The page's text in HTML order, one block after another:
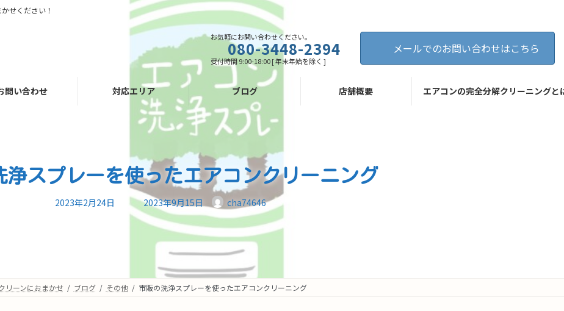
せください！
お気軽にお問い合わせください。
080-3448-2394
受付時間 9:00-18:00 [ 年末年始を除く ]
メールでのお問い合わせはこちら
問い合わせ 対応エリア ブログ 店舗概要 エアコンの完全分解クリーニングと
浄スプレーを使ったエアコンクリーニング
2023年2月24日 最
終
更
新
2023年9月15日 cha74646
リーンにおまかせ ブログ その他 市販の洗浄スプレーを使ったエアコンクリーニング